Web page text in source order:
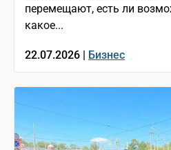
перемещают, есть ли
какое...
22.07.2026 | Бизнес